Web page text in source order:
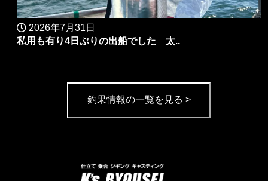
2026年7月31日
私用も有り4日ぶりの出船でした 太..
釣果情報の一覧を見る >